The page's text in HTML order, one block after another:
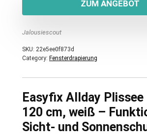
ZUM ANGEBOT
Jalousiescout
SKU: 22e5ee0f873d
Category: Fensterdrapierung
Easyfix Allday Plissee
120 cm, weiß –
Sicht- und